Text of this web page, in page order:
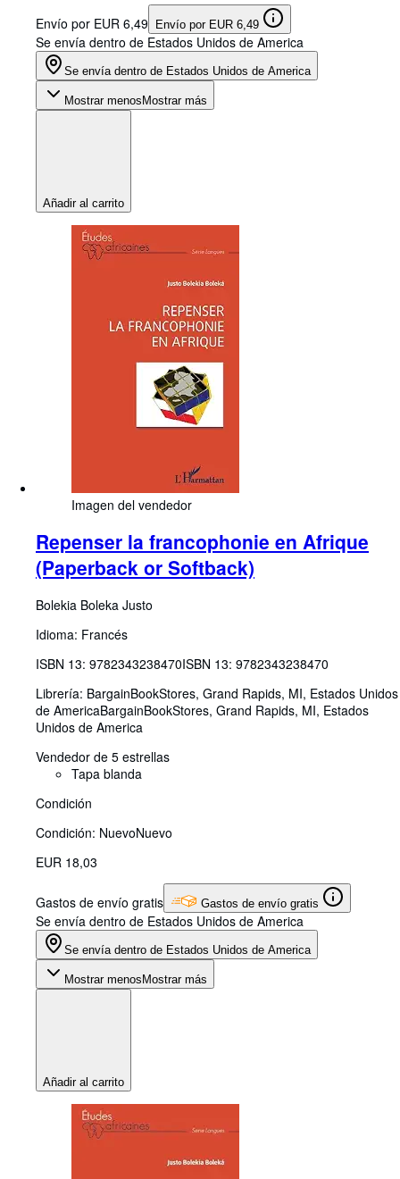
Envío por EUR 6,49 Envío por EUR 6,49
Se envía dentro de Estados Unidos de America
Se envía dentro de Estados Unidos de America
Mostrar menos Mostrar más
Añadir al carrito
Imagen del vendedor
Repenser la francophonie en Afrique
(Paperback or Softback)
Bolekia Boleka Justo
Idioma: Francés
ISBN 13: 9782343238470ISBN 13: 9782343238470
Librería: BargainBookStores, Grand Rapids, MI, Estados Unidos
de AmericaBargainBookStores, Grand Rapids, MI, Estados
Unidos de America
Vendedor de 5 estrellas
Tapa blanda
Condición
Condición: NuevoNuevo
EUR 18,03
Gastos de envío gratis Gastos de envío gratis
Se envía dentro de Estados Unidos de America
Se envía dentro de Estados Unidos de America
Mostrar menosMostrar más
Añadir al carrito